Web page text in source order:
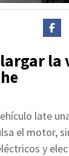
la
late
el motor,
y